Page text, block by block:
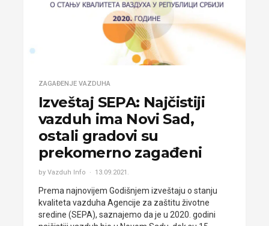
ZAGAĐENJE VAZDUHA
Izveštaj SEPA: Najčistiji
vazduh ima Novi Sad,
ostali gradovi su
prekomerno zagađeni
by Vazduh Info 13.09.2021.
Prema najnovijem Godišnjem izveštaju o stanju
kvaliteta vazduha Agencije za zaštitu životne
sredine (SEPA), saznajemo da je u 2020. godini